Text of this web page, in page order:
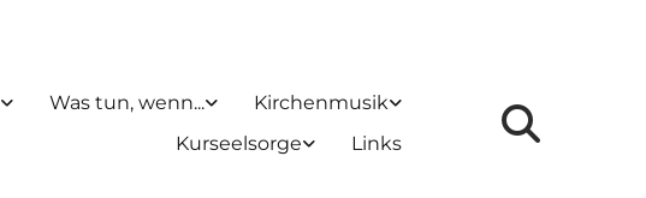
Was tun, wenn...
Kirchenmusik
Kurseelsorge
Links